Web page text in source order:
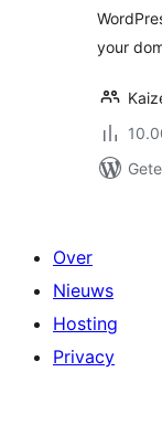
your
Over
Nieuws
Hosting
Privacy